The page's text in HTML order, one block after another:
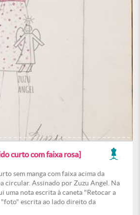
curto com faixa rosa]
sem manga com faixa acima da
circular. Assinado por Zuzu Angel. Na
uma nota escrita à caneta "Retocar a
"foto" escrita ao lado direito da